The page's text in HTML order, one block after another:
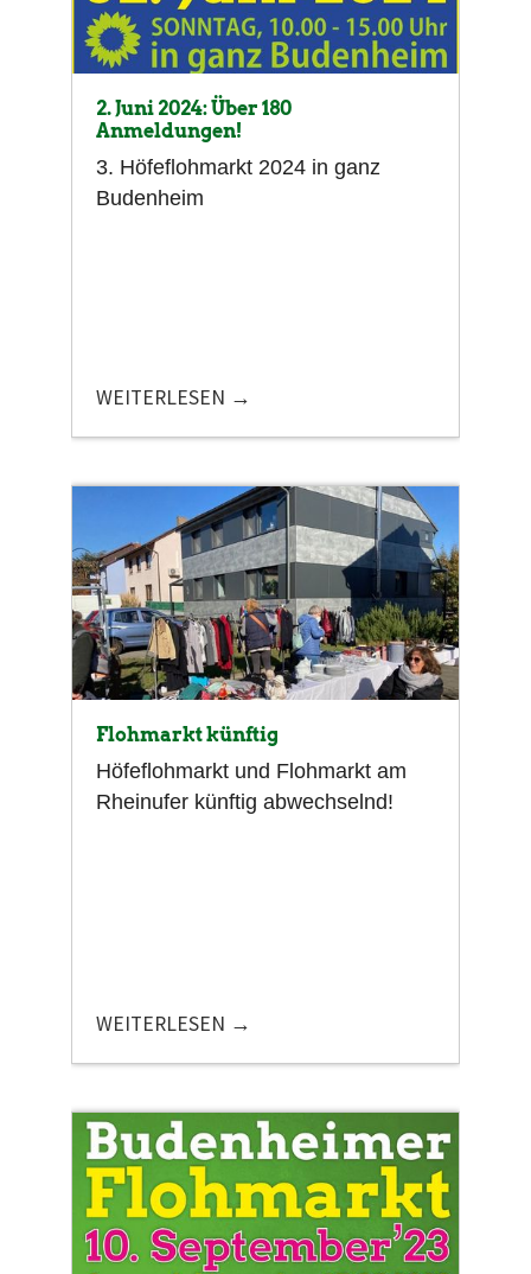
2. Juni 2024: Über 180
Anmeldungen!
3. Höfeflohmarkt 2024 in ganz
Budenheim
WEITERLESEN
Flohmarkt künftig
Höfeflohmarkt und Flohmarkt am
Rheinufer künftig abwechselnd!
WEITERLESEN